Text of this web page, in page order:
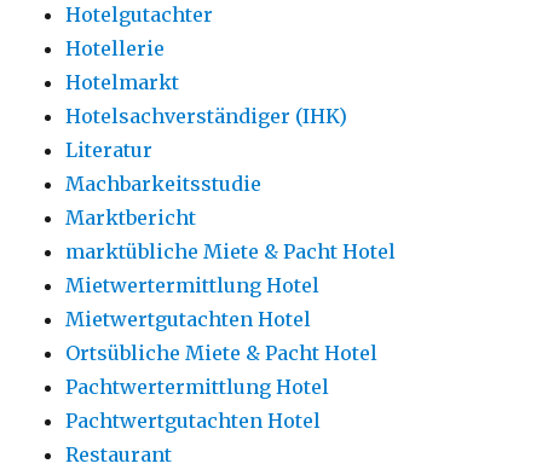
Hotelgutachter
Hotellerie
Hotelmarkt
Hotelsachverständiger (IHK)
Literatur
Machbarkeitsstudie
Marktbericht
marktübliche Miete & Pacht Hotel
Mietwertermittlung Hotel
Mietwertgutachten Hotel
Ortsübliche Miete & Pacht Hotel
Pachtwertermittlung Hotel
Pachtwertgutachten Hotel
Restaurant